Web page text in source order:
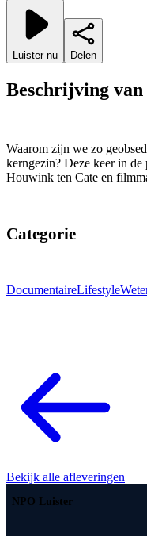
Luister nu Delen
Beschrijving
Waarom zijn we zo
kerngezin? Deze keer in
Houwink ten Cate en
Categorie
DocumentaireLifestyle
Bekijk alle afleveringen
NPO Luister